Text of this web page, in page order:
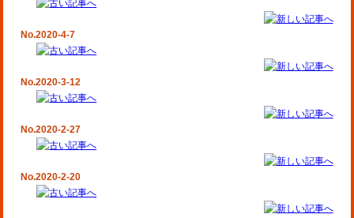
No.2020-4-7
No.2020-3-12
No.2020-2-27
No.2020-2-20